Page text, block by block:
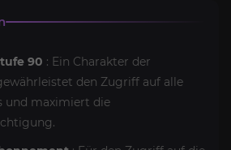
90 : Ein Charakter der
den Zugriff auf alle
und maximiert die